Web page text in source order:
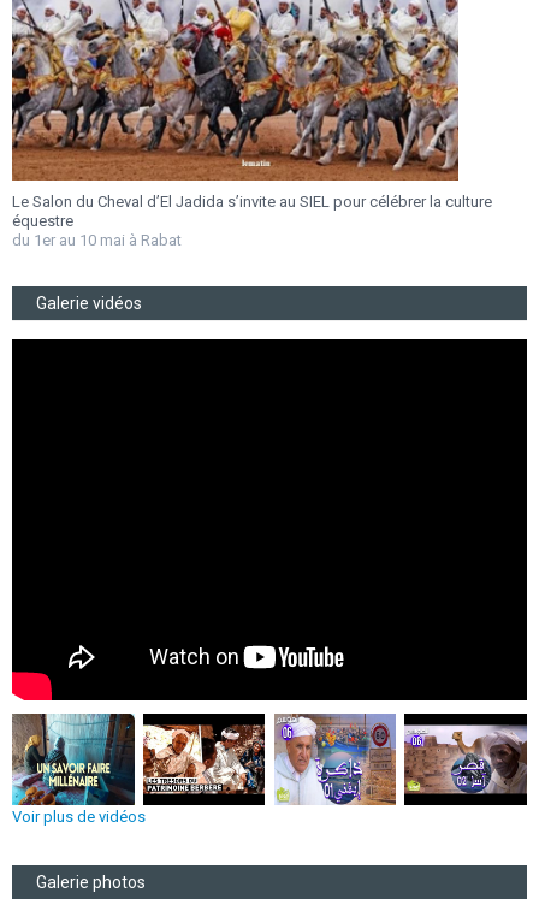
Jadida s’invite au SIEL pour célébrer la culture
Festival Gnaoua 2026
Galerie vidéos
Voir plus de vidéos
Galerie photos